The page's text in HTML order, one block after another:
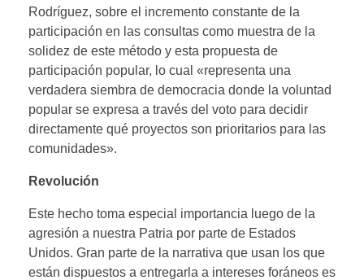
Rodríguez, sobre el incremento constante de la
participación en las consultas como muestra de la
solidez de este método y esta propuesta de
participación popular, lo cual «representa una
verdadera siembra de democracia donde la voluntad
popular se expresa a través del voto para decidir
directamente qué proyectos son prioritarios para las
comunidades».
Revolución
Este hecho toma especial importancia luego de la
agresión a nuestra Patria por parte de Estados
Unidos. Gran parte de la narrativa que usan los que
están dispuestos a entregarla a intereses foráneos es